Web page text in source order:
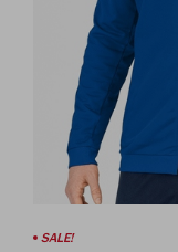
SALE!